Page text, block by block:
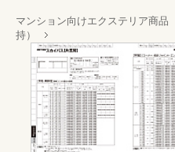
マンション向けエクステリア商
持）